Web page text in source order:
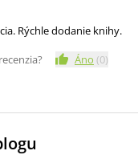
Rýchle dodanie knihy.
Áno (0)